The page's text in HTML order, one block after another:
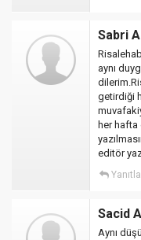
Sabri
aynı
getirdiği
her hafta
editör
Yanıtla
Sacid
Aynı